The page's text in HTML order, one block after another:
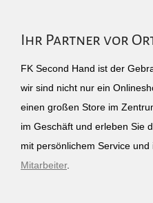
Ihr Partner vor
FK Second Hand ist der
wir sind nicht nur ein
einen großen Store im
im Geschäft und erleben Sie
mit persönlichem Service
Mitarbeiter.